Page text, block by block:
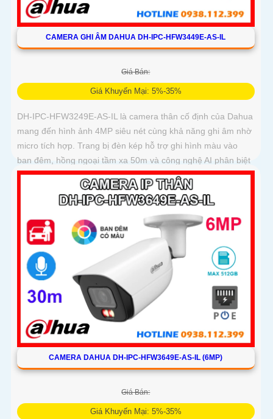
CAMERA GHI ÂM DAHUA DH-IPC-HFW3449E-AS-IL
Giá Bán:
Giá Khuyến Mại: 5%-35%
DH-IPC-HFW3249E-AS-IL là camera thân cố định của Dahua
mang đến hình ảnh 4MP siêu nét cùng khả năng ghi âm nhờ
micro tích hợp. Trang bị đèn kép hỗ trợ ghi hình màu vào
ban đêm, hồng ngoại tầm xa 50m và công nghệ AI phân biệt
chính xác người và xe, camera giúp giảm thiểu cảnh báo giả
CAMERA DAHUA DH-IPC-HFW3649E-AS-IL (6MP)
Giá Bán:
Giá Khuyến Mại: 5%-35%